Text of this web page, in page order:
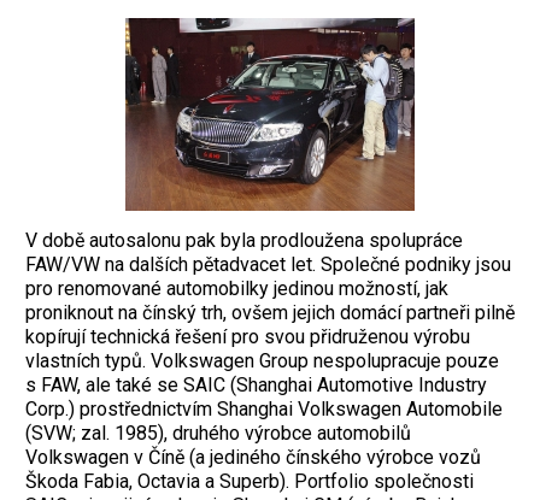
V době ­autosalonu pak byla prodloužena spolupráce
FAW/VW na dalších pětadvacet let. Společné podniky jsou
pro renomované ­automobilky jedinou možností, jak
proniknout na čínský trh, ovšem jejich domácí partneři pilně
kopírují technická řešení pro svou přidruženou výrobu
vlastních typů. Volks­wagen Group nespolupracuje pouze
s FAW, ale také se SAIC (Shanghai Automotive ­Industry
Corp.) prostřednictvím Shanghai Volkswagen Automobile
(SVW; zal. 1985), druhého výrobce automobilů
Volkswagen v Číně (a jediného čínského výrobce vozů
Škoda Fabia, Octavia a Superb). Portfolio společnosti